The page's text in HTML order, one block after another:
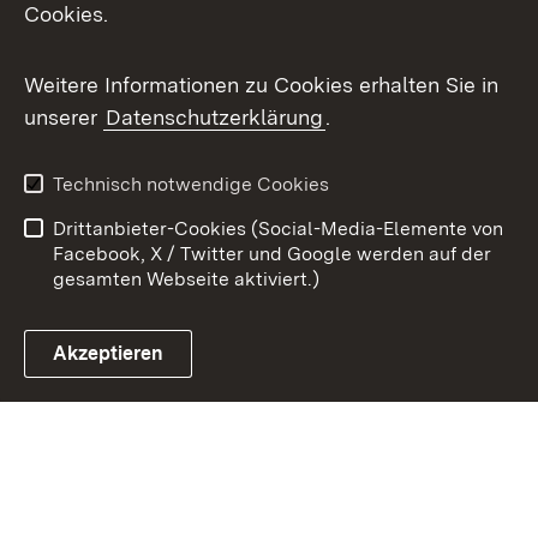
Youtube
Link zum Landesportal
Kontakt
Datenschutz
Barrierefreiheit
Impressum
Cookies
Cookies.
Weitere Informationen zu Cookies erhalten Sie in
unserer Datenschutzerklärung.
Technisch notwendige Cookies
Drittanbieter-Cookies (Social-Media-Elemente von
Facebook, X / Twitter und Google werden auf der
gesamten Webseite aktiviert.)
Akzeptieren